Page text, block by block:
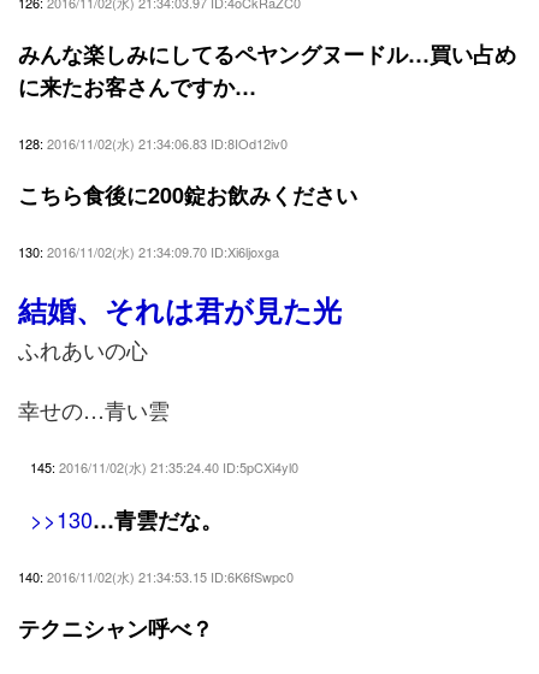
みんな楽しみにしてるペヤングヌードル…買い占め
に来たお客さんですか…
128: 2016/11/02(水) 21:34:06.83 ID:8IOd12iv0
こちら食後に200錠お飲みください
130: 2016/11/02(水) 21:34:09.70 ID:Xi6ljoxga
結婚、それは君が見た光
ふれあいの心
幸せの…青い雲
145: 2016/11/02(水) 21:35:24.40 ID:5pCXi4yl0
>>130…青雲だな。
140: 2016/11/02(水) 21:34:53.15 ID:6K6fSwpc0
テクニシャン呼べ？